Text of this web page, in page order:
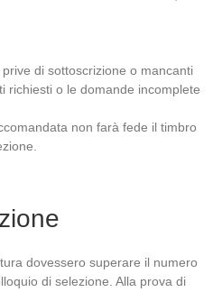
di sottoscrizione o mancanti
richiesti o le domande incomplete
non farà fede il timbro
dovessero superare il numero
di selezione. Alla prova di